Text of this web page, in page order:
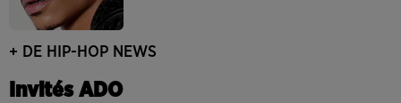
+ DE HIP-HOP NEWS
Invités ADO